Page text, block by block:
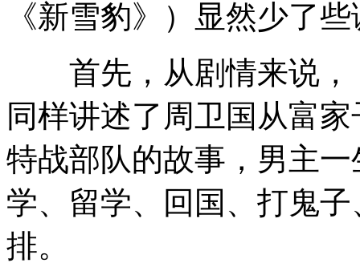
《新雪豹》）显然少了
首先，从剧情来说，
同样讲述了周卫国从富
特战部队的故事，男主
学、留学、回国、打鬼
排。